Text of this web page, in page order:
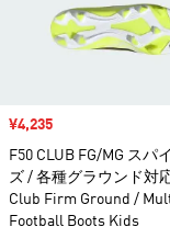
セール価格
¥4,235
F50 CLUB FG/MG スパ
ズ / 各種グラウンド対
Club Firm Ground /
Football Boots Kids